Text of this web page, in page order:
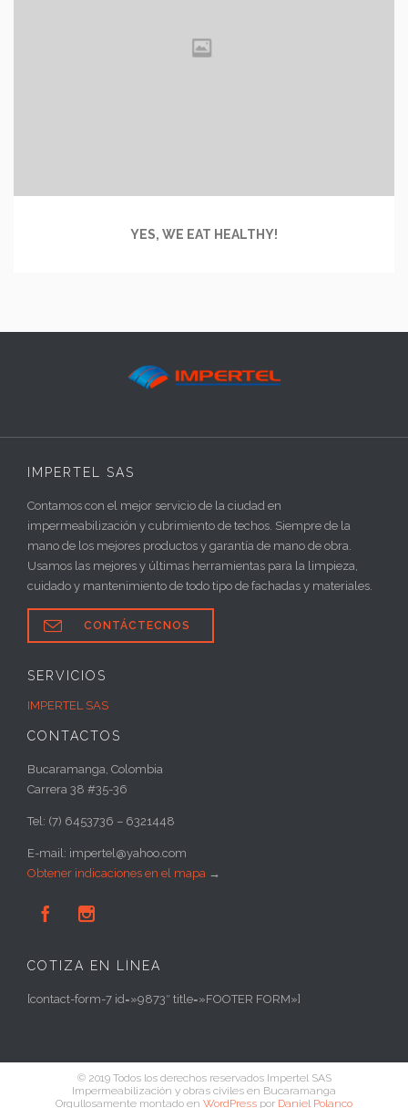
YES, WE EAT HEALTHY!
IMPERTEL SAS
Contamos con el mejor servicio de la ciudad en
impermeabilización y cubrimiento de techos. Siempre de la
mano de los mejores productos y garantía de mano de obra.
Usamos las mejores y últimas herramientas para la limpieza,
cuidado y mantenimiento de todo tipo de fachadas y materiales.
 CONTÁCTECNOS
SERVICIOS
IMPERTEL SAS
CONTACTOS
Bucaramanga, Colombia
Carrera 38 #35-36
Tel: (7) 6453736 – 6321448
E-mail: impertel@yahoo.com
Obtener indicaciones en el mapa →
 
COTIZA EN LÍNEA
[contact-form-7 id=»9873″ title=»FOOTER FORM»]
© 2019 Todos los derechos reservados Impertel SAS
Impermeabilización y obras civiles en Bucaramanga
Orgullosamente montado en WordPress por Daniel Polanco